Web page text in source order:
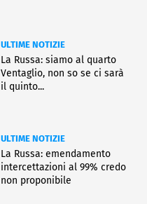
ULTIME NOTIZIE
La Russa: siamo al quarto
Ventaglio, non so se ci sarà
il quinto...
ULTIME NOTIZIE
La Russa: emendamento
intercettazioni al 99% credo
non proponibile